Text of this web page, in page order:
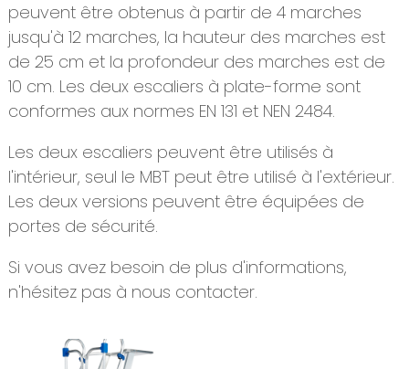
peuvent être obtenus à partir de 4 marches
jusqu'à 12 marches, la hauteur des marches est
de 25 cm et la profondeur des marches est de
10 cm. Les deux escaliers à plate-forme sont
conformes aux normes EN 131 et NEN 2484.
Les deux escaliers peuvent être utilisés à
l'intérieur, seul le MBT peut être utilisé à l'extérieur.
Les deux versions peuvent être équipées de
portes de sécurité.
Si vous avez besoin de plus d'informations,
n'hésitez pas à nous contacter.